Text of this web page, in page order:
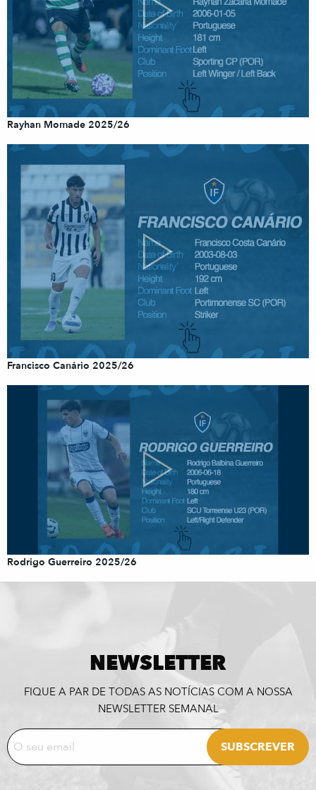
Rayhan Momade 2025/26
Francisco Canário 2025/26
Rodrigo Guerreiro 2025/26
NEWSLETTER
FIQUE A PAR DE TODAS AS NOTÍCIAS COM A NOSSA
NEWSLETTER SEMANAL